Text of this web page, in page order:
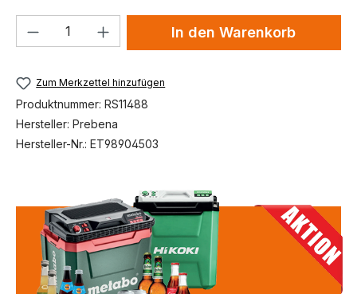
Produkt Anzahl: Gib denIn den Warenkorb
Zum Merkzettel hinzufügen
Produktnummer: RS11488
Hersteller: Prebena
Hersteller-Nr.: ET98904503